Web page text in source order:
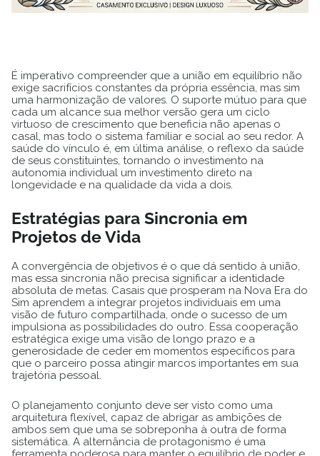
É imperativo compreender que a união em equilíbrio não
exige sacrifícios constantes da própria essência, mas sim
uma harmonização de valores. O suporte mútuo para que
cada um alcance sua melhor versão gera um ciclo
virtuoso de crescimento que beneficia não apenas o
casal, mas todo o sistema familiar e social ao seu redor. A
saúde do vínculo é, em última análise, o reflexo da saúde
de seus constituintes, tornando o investimento na
autonomia individual um investimento direto na
longevidade e na qualidade da vida a dois.
Estratégias para Sincronia em
Projetos de Vida
A convergência de objetivos é o que dá sentido à união,
mas essa sincronia não precisa significar a identidade
absoluta de metas. Casais que prosperam na Nova Era do
Sim aprendem a integrar projetos individuais em uma
visão de futuro compartilhada, onde o sucesso de um
impulsiona as possibilidades do outro. Essa cooperação
estratégica exige uma visão de longo prazo e a
generosidade de ceder em momentos específicos para
que o parceiro possa atingir marcos importantes em sua
trajetória pessoal.
O planejamento conjunto deve ser visto como uma
arquitetura flexível, capaz de abrigar as ambições de
ambos sem que uma se sobreponha à outra de forma
sistemática. A alternância de protagonismo é uma